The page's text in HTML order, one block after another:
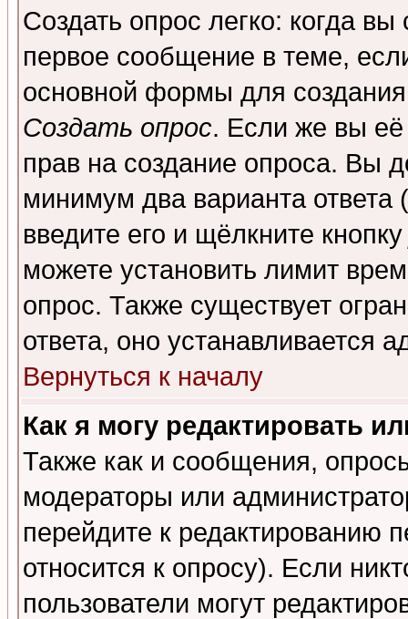
Создать опрос легко: когда
первое сообщение в теме,
основной формы для
Создать опрос. Если же вы её
прав на создание опроса. Вы
минимум два варианта ответа
введите его и щёлкните
можете установить лимит
опрос. Также существует
ответа, оно устанавливается
Вернуться к началу
Как я могу редактировать
Также как и сообщения,
модераторы или
перейдите к редактированию
относится к опросу). Если
пользователи могут